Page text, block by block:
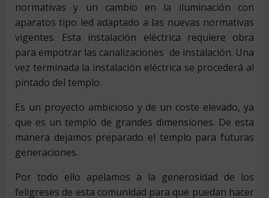
normativas y un cambio en la iluminación con
aparatos tipo led adaptado a las nuevas normativas
vigentes. Esta instalación eléctrica requiere obra
para empotrar las canalizaciones de instalación. Una
vez terminada la instalación eléctrica se procederá al
pintado del templo.
Es un proyecto ambicioso y de un coste elevado, ya
que es un templo de grandes dimensiones. De esta
manera dejamos preparado el templo para futuras
generaciones.
Por todo ello apelamos a la generosidad de los
feligreses de esta comunidad para que puedan hacer